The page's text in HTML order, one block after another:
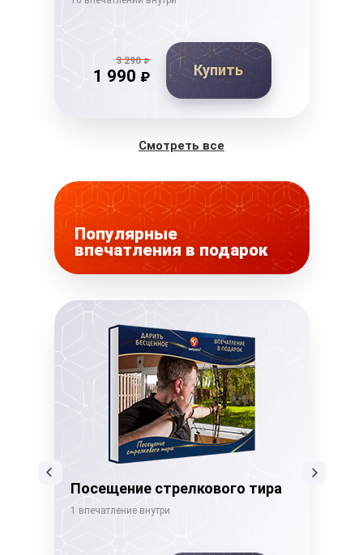
3 290₽
1 990 ₽ Купить
Смотреть все
Популярные
впечатления в подарок
Посещение стрелкового тира
1 впечатление внутри